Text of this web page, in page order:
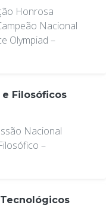
Honrosa
Nacional
Olympiad –
Filosóficos
Nacional
–